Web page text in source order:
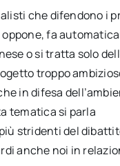
che difendono i
oppone, fa
o si tratta solo
troppo
in difesa
tematica si parla
stridenti del
anche noi in